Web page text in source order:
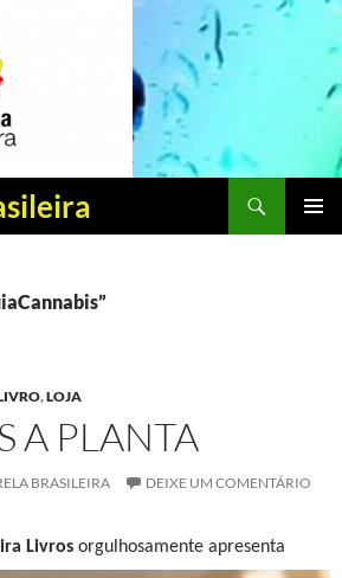
,LOJA
A PLANTA
BRASILEIRA DEIXE UM COMENTÁRIO
Livros orgulhosamente apresenta